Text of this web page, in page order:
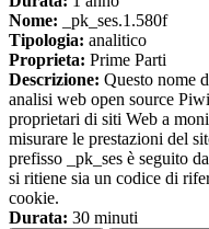
Nome: _pk_ses.1.580f
Tipologia: analitico
Proprieta: Prime Parti
Descrizione: Questo nome
analisi web open source
proprietari di siti Web a
misurare le prestazioni del
prefisso _pk_ses è seguito
si ritiene sia un codice di
cookie.
Durata: 30 minuti